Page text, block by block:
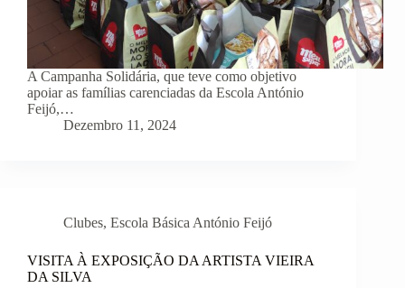
A Campanha Solidária, que teve como objetivo
apoiar as famílias carenciadas da Escola António
Feijó,…
Dezembro 11, 2024
Clubes, Escola Básica António Feijó
VISITA À EXPOSIÇÃO DA ARTISTA VIEIRA
DA SILVA